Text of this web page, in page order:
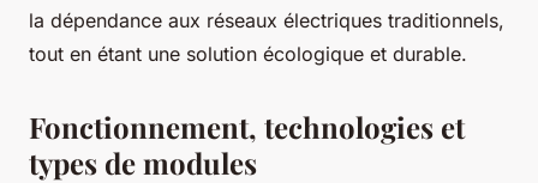
la dépendance aux réseaux électriques traditionnels,
tout en étant une solution écologique et durable.
Fonctionnement, technologies et
types de modules